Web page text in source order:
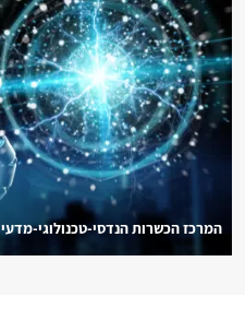
המרכז הכשרות הנדסי-טכנולוגי-מדעי